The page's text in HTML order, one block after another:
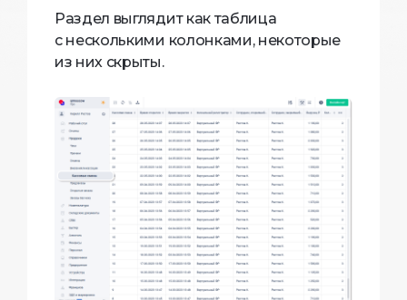
Раздел выглядит как таблица
с несколькими колонками, некоторые
из них скрыты.